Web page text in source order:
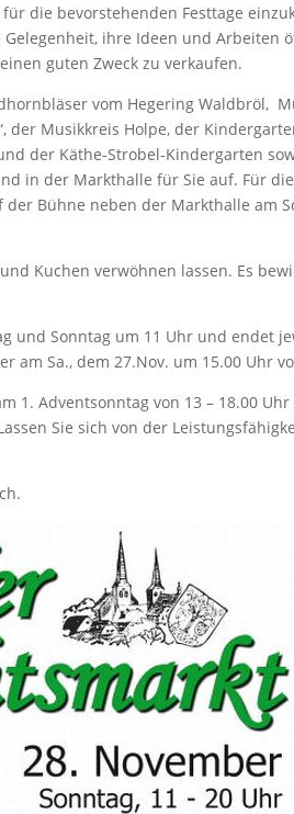
die bevorstehenden Festtage
ihre Ideen und Arbeiten
guten Zweck zu verkaufen.
vom Hegering Waldbröl,
der Musikkreis Holpe, der
der Käthe-Strobel-Kindergarten
in der Markthalle für Sie auf. Für
Bühne neben der Markthalle am
Kuchen verwöhnen lassen. Es
und Sonntag um 11 Uhr und endet
am Sa., dem 27.Nov. um 15.00 Uhr
1. Adventsonntag von 13 – 18.00
Sie sich von der